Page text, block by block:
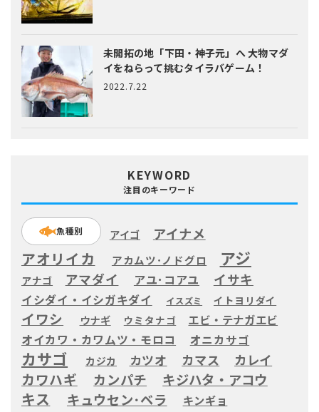
未開拓の地「下田・神子元」へ大物マダ
イをねらって挑むタイラバゲーム！
2022.7.22
KEYWORD
注目のキーワード
魚種別 アイゴ アイナメ
アオリイカ アカムツ･ノドグロ アジ
アナゴ アマダイ アユ･コアユ イサキ
イシダイ・イシガキダイ イスズミ イトヨリダイ
イワシ ウナギ ウミタナゴ エビ・テナガエビ
オイカワ・カワムツ・モロコ オニカサゴ
カサゴ カジカ カツオ カマス カレイ
カワハギ カンパチ キジハタ・アコウ
キス キュウセン･ベラ キンギョ